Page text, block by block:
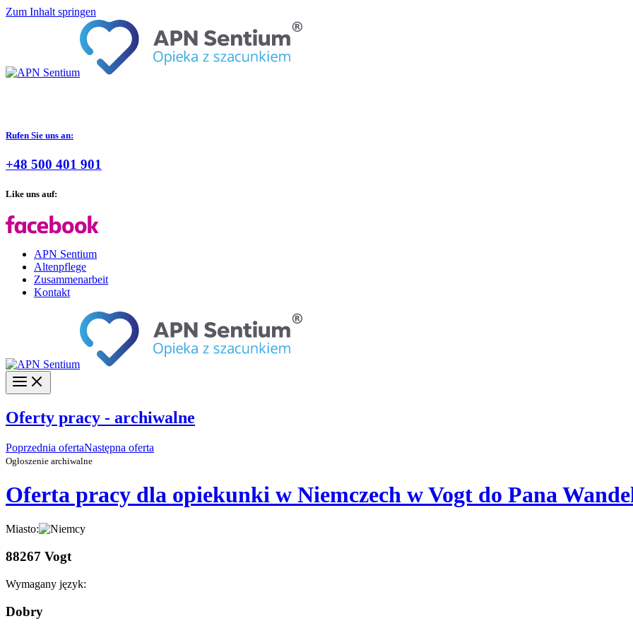
Zum Inhalt springen
Rufen Sie uns an:
+48 500 401 901
Like uns auf:
APN Sentium
Altenpflege
Zusammenarbeit
Kontakt
Oferty pracy - archiwalne
Poprzednia ofertaNastępna oferta
Ogłoszenie archiwalne
Oferta pracy dla opiekunki w Niemczech w Vogt do Pana
Miasto:
88267 Vogt
Wymagany język:
Dobry